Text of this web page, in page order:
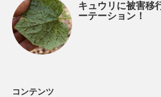
キュウリに被害移
ーテーション！
コンテンツ